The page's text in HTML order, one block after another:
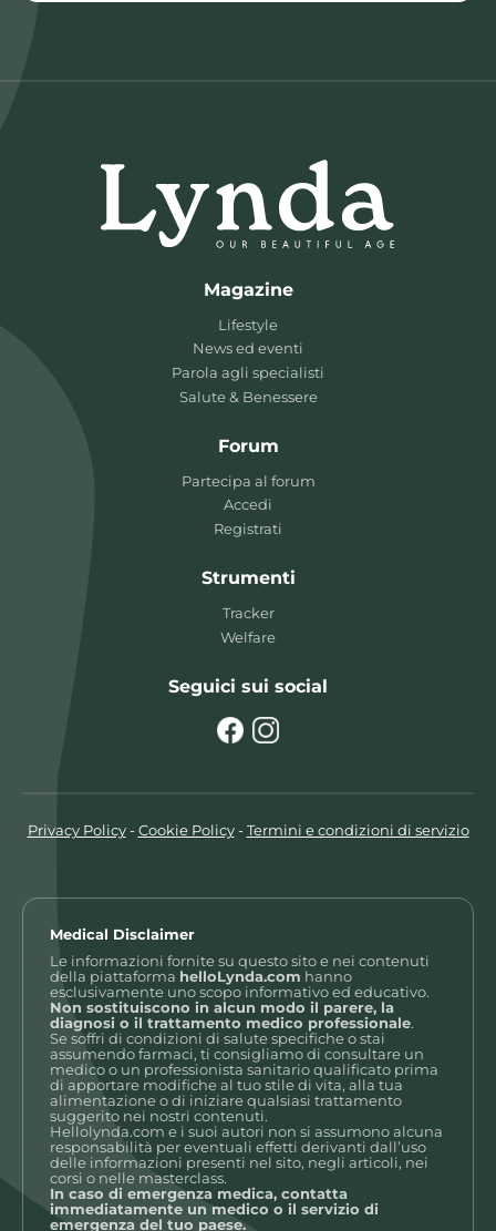
Magazine
Lifestyle
News ed eventi
Parola agli specialisti
Salute & Benessere
Forum
Partecipa al forum
Accedi
Registrati
Strumenti
Tracker
Welfare
Seguici sui social
Privacy Policy-Cookie Policy -Termini e condizioni di servizio
Medical Disclaimer
Le informazioni fornite su questo sito e nei contenuti
della piattaforma helloLynda.com hanno
esclusivamente uno scopo informativo ed educativo.
Non sostituiscono in alcun modo il parere, la
diagnosi o il trattamento medico professionale.
Se soffri di condizioni di salute specifiche o stai
assumendo farmaci, ti consigliamo di consultare un
medico o un professionista sanitario qualificato prima
di apportare modifiche al tuo stile di vita, alla tua
alimentazione o di iniziare qualsiasi trattamento
suggerito nei nostri contenuti.
Hellolynda.com e i suoi autori non si assumono alcuna
responsabilità per eventuali effetti derivanti dall’uso
delle informazioni presenti nel sito, negli articoli, nei
corsi o nelle masterclass.
In caso di emergenza medica, contatta
immediatamente un medico o il servizio di
emergenza del tuo paese.